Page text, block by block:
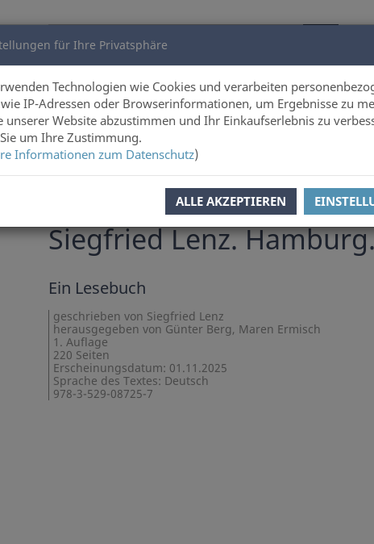
für Ihre Privatsphäre
Technologien wie Cookies und verarbeiten
IP-Adressen oder Browserinformationen, um Ergebnisse zu
unserer Website abzustimmen und Ihr Einkaufserlebnis zu
um Ihre Zustimmung.
Informationen zum Datenschutz)
ALLE AKZEPTIEREN
Autoren Über uns
Günter Berg, Maren Ermisch
Siegfried Lenz.
Ein Lesebuch
geschrieben von Siegfried Lenz
herausgegeben von Günter Berg, Maren Ermisch
1. Auflage
220 Seiten
Erscheinungsdatum: 01.11.2025
Sprache des Textes: Deutsch
978-3-529-08725-7